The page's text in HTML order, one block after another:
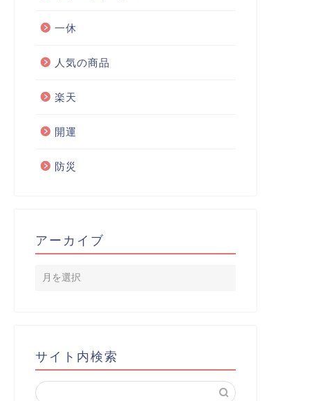
一休
人気の商品
楽天
開運
防災
アーカイブ
サイト内検索